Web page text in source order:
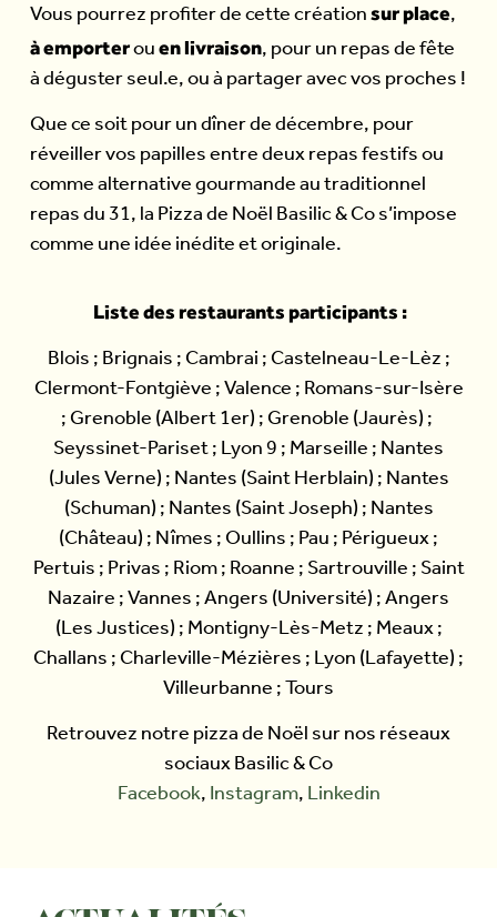
Vous pourrez profiter de cette création sur place,
à emporterou en livraison, pour un repas de fête
à déguster seul.e, ou à partager avec vos proches !
Que ce soit pour un dîner de décembre, pour
réveiller vos papilles entre deux repas festifs ou
comme alternative gourmande au traditionnel
repas du 31, la Pizza de Noël Basilic & Co s’impose
comme une idée inédite et originale.
Liste des restaurants participants :
Blois ; Brignais ; Cambrai ; Castelneau-Le-Lèz ;
Clermont-Fontgiève ; Valence ; Romans-sur-Isère
; Grenoble (Albert 1er) ; Grenoble (Jaurès) ;
Seyssinet-Pariset ; Lyon 9 ; Marseille ; Nantes
(Jules Verne) ; Nantes (Saint Herblain) ; Nantes
(Schuman) ; Nantes (Saint Joseph) ; Nantes
(Château) ; Nîmes ; Oullins ; Pau ; Périgueux ;
Pertuis ; Privas ; Riom ; Roanne ; Sartrouville ; Saint
Nazaire ; Vannes ; Angers (Université) ; Angers
(Les Justices) ; Montigny-Lès-Metz ; Meaux ;
Challans ; Charleville-Mézières ; Lyon (Lafayette) ;
Villeurbanne ; Tours
Retrouvez notre pizza de Noël sur nos réseaux
sociaux Basilic & Co
Facebook, Instagram, Linkedin